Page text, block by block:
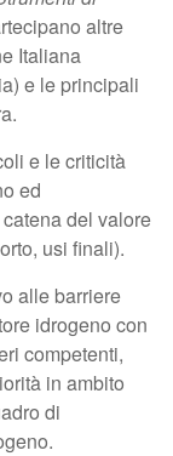
altre
Italiana
e le principali
e le criticità
ed
del valore
usi finali).
alle barriere
idrogeno con
competenti,
in ambito
di